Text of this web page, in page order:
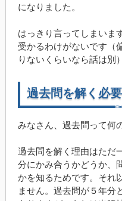
になりました。
はっきり言ってしまいま
受かるわけがないです（
りないくらいなら話は別）
過去問を解く必
みなさん、過去問って何
過去問を解く理由はただ
分にかみ合うかどうか、
かを知るためです。それ
ません。過去問が５年分